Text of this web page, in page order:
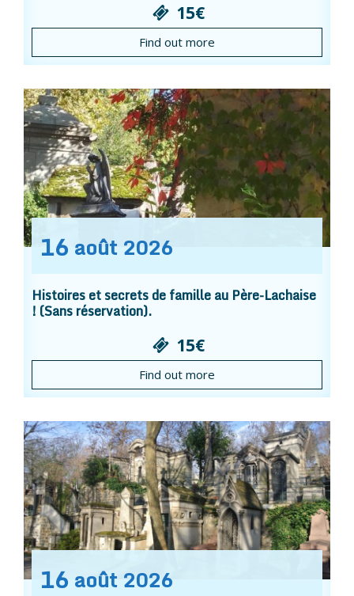
15€
Find out more
16 août 2026
Histoires et secrets de famille au Père-Lachaise
! (Sans réservation).
15€
Find out more
16 août 2026